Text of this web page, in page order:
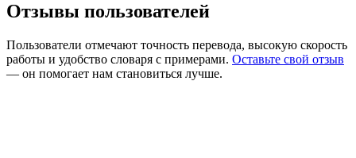
Отзывы пользователей
Пользователи отмечают точность перевода, высокую скорость
работы и удобство словаря с примерами. Оставьте свой отзыв
— он помогает нам становиться лучше.